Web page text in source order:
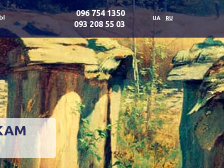
096 754 1350
093 208 55 03
UA RU